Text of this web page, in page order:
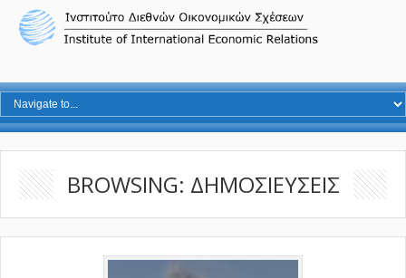
BROWSING: ΔΗΜΟΣΙΕΥΣΕΙΣ